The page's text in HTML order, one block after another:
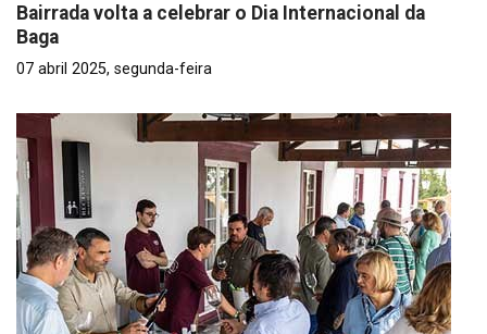
Bairrada volta a celebrar o Dia Internacional da
Baga
07 abril 2025, segunda-feira